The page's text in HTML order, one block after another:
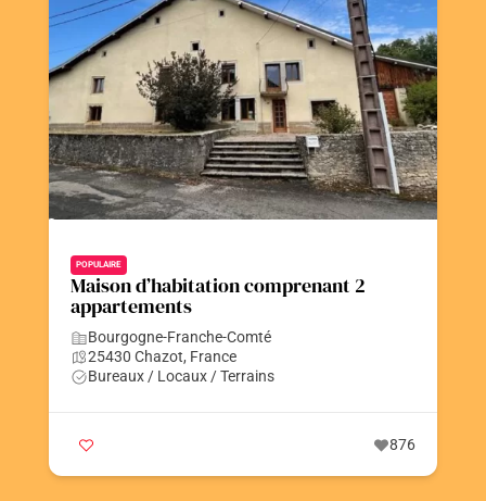
POPULAIRE
Maison d’habitation comprenant 2
appartements
Bourgogne-Franche-Comté
25430 Chazot, France
Bureaux / Locaux / Terrains
876